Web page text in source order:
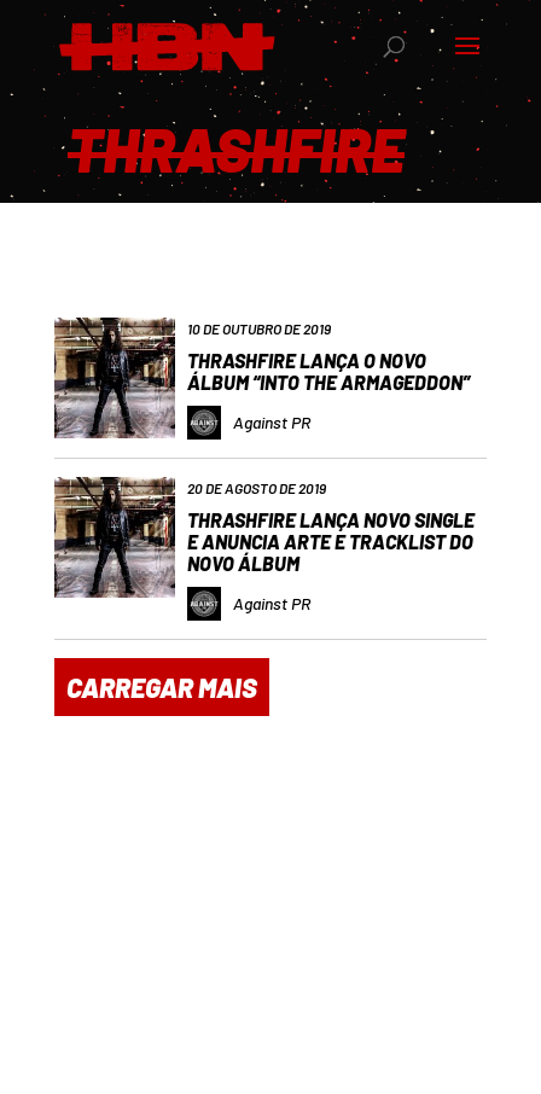
THRASHFIRE
10 DE OUTUBRO DE 2019
THRASHFIRE LANÇA O NOVO
ÁLBUM “INTO THE ARMAGEDDON”
Against PR
20 DE AGOSTO DE 2019
THRASHFIRE LANÇA NOVO SINGLE
E ANUNCIA ARTE E TRACKLIST DO
NOVO ÁLBUM
Against PR
CARREGAR MAIS